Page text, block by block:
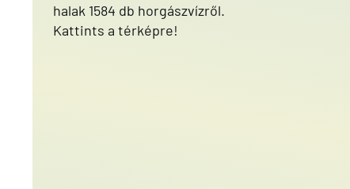
halak 1584 db horgászvízről.
Kattints a térképre!